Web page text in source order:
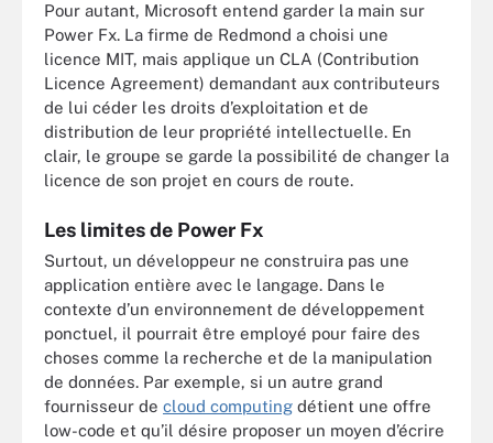
Pour autant, Microsoft entend garder la main sur
Power Fx. La firme de Redmond a choisi une
licence MIT, mais applique un CLA (Contribution
Licence Agreement) demandant aux contributeurs
de lui céder les droits d’exploitation et de
distribution de leur propriété intellectuelle. En
clair, le groupe se garde la possibilité de changer la
licence de son projet en cours de route.
Les limites de Power Fx
Surtout, un développeur ne construira pas une
application entière avec le langage. Dans le
contexte d’un environnement de développement
ponctuel, il pourrait être employé pour faire des
choses comme la recherche et de la manipulation
de données. Par exemple, si un autre grand
fournisseur de cloud computing détient une offre
low-code et qu’il désire proposer un moyen d’écrire